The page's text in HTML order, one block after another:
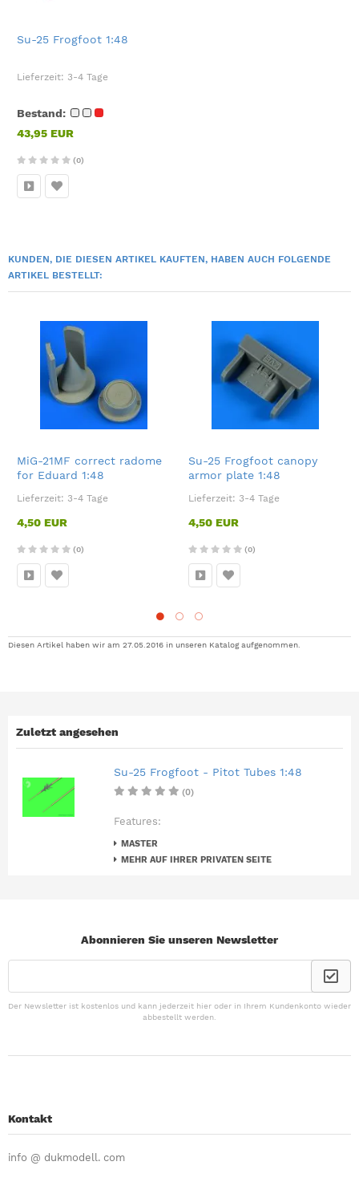
Su-25 Frogfoot 1:48
Lieferzeit: 3-4 Tage
Bestand:
43,95 EUR
(0)
KUNDEN, DIE DIESEN ARTIKEL KAUFTEN, HABEN AUCH FOLGENDE
ARTIKEL BESTELLT:
MiG-21MF correct radome
for Eduard 1:48
Lieferzeit: 3-4 Tage
4,50 EUR
(0)
Su-25 Frogfoot canopy
armor plate 1:48
Lieferzeit: 3-4 Tage
4,50 EUR
(0)
Diesen Artikel haben wir am 27.05.2016 in unseren Katalog aufgenommen.
Zuletzt angesehen
Su-25 Frogfoot - Pitot Tubes 1:48
(0)
Features:
MASTER
MEHR AUF IHRER PRIVATEN SEITE
Abonnieren Sie unseren Newsletter
Der Newsletter ist kostenlos und kann jederzeit hier oder in Ihrem Kundenkonto wieder
abbestellt werden.
Kontakt
info @ dukmodell. com